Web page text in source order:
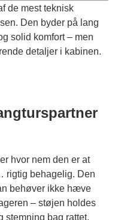
de mest teknisk
Den byder på lang
solid komfort – men
detaljer i kabinen.
hvor nem den er at
rigtig behagelig. Den
behøver ikke hæve
– støjen holdes
stemning bag rattet,